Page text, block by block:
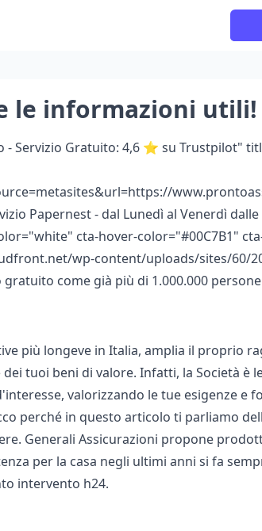
le informazioni utili!
Servizio Gratuito: 4,6 ⭐ su Trustpilot"
Papernest - dal Lunedì al Venerdì dalle
cta-hover-color="#00C7B1"
wp-content/uploads/sites/60/
come già più di 1.000.000
più longeve in Italia, amplia il proprio
tuoi beni di valore. Infatti, la Società è
valorizzando le tue esigenze e
perché in questo articolo ti parliamo
Generali Assicurazioni propone
per la casa negli ultimi anni si fa
intervento h24.